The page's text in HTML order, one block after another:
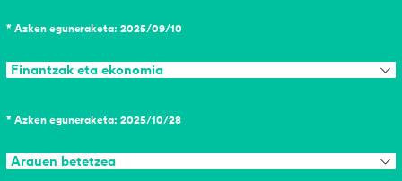
* Azken eguneraketa: 2025/09/10
Finantzak eta ekonomia
* Azken eguneraketa: 2025/10/28
Arauen betetzea